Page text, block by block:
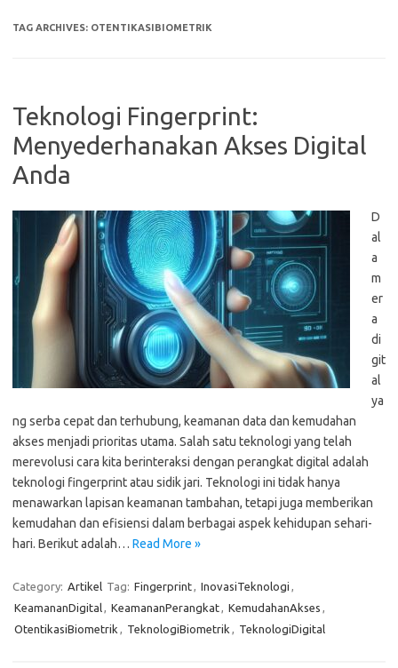
TAG ARCHIVES: OTENTIKASIBIOMETRIK
Teknologi Fingerprint:
Menyederhanakan Akses Digital
Anda
D
al
a
m
er
a
di
git
al
ya
ng serba cepat dan terhubung, keamanan data dan kemudahan
akses menjadi prioritas utama. Salah satu teknologi yang telah
merevolusi cara kita berinteraksi dengan perangkat digital adalah
teknologi fingerprint atau sidik jari. Teknologi ini tidak hanya
menawarkan lapisan keamanan tambahan, tetapi juga memberikan
kemudahan dan efisiensi dalam berbagai aspek kehidupan sehari-
hari. Berikut adalah… Read More »
Category: Artikel Tag: Fingerprint, InovasiTeknologi ,
KeamananDigital, KeamananPerangkat, KemudahanAkses ,
OtentikasiBiometrik , TeknologiBiometrik , TeknologiDigital